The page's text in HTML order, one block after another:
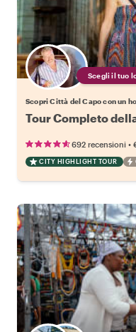
Scegli il tuo
Scopri Città del Capo con un
Tour Completo
692 recensioni •
CITY HIGHLIGHT TOUR